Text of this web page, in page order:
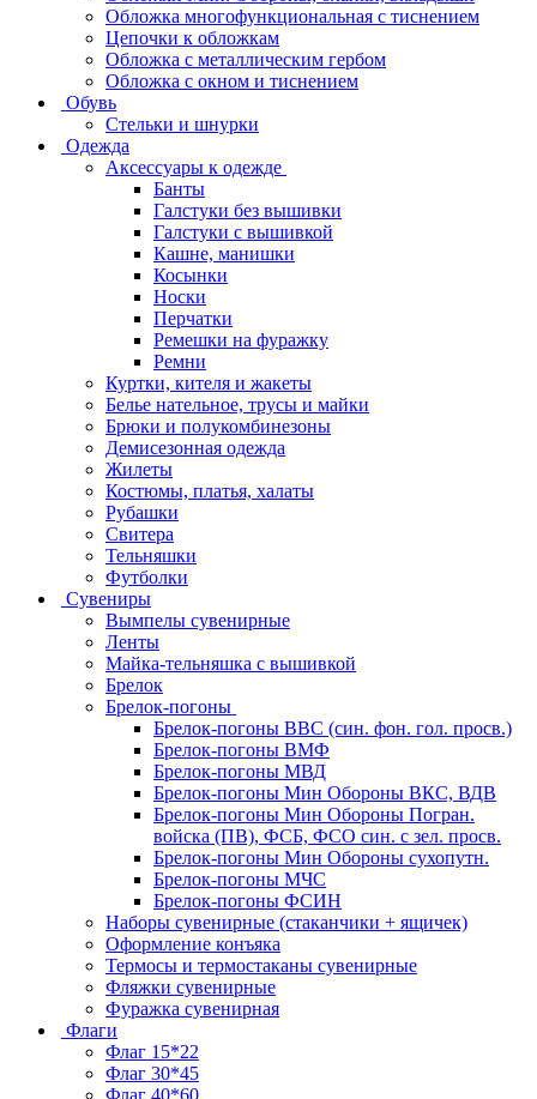
Обложка многофункциональная с тиснением
Цепочки к обложкам
Обложка с металлическим гербом
Обложка с окном и тиснением
Обувь
Стельки и шнурки
Одежда
Аксессуары к одежде
Банты
Галстуки без вышивки
Галстуки с вышивкой
Кашне, манишки
Косынки
Носки
Перчатки
Ремешки на фуражку
Ремни
Куртки, кителя и жакеты
Белье нательное, трусы и майки
Брюки и полукомбинезоны
Демисезонная одежда
Жилеты
Костюмы, платья, халаты
Рубашки
Свитера
Тельняшки
Футболки
Сувениры
Вымпелы сувенирные
Ленты
Майка-тельняшка с вышивкой
Брелок
Брелок-погоны
Брелок-погоны ВВС (син. фон. гол. просв.)
Брелок-погоны ВМФ
Брелок-погоны МВД
Брелок-погоны Мин Обороны ВКС, ВДВ
Брелок-погоны Мин Обороны Погран.
войска (ПВ), ФСБ, ФСО син. с зел. просв.
Брелок-погоны Мин Обороны сухопутн.
Брелок-погоны МЧС
Брелок-погоны ФСИН
Наборы сувенирные (стаканчики + ящичек)
Оформление конъяка
Термосы и термостаканы сувенирные
Фляжки сувенирные
Фуражка сувенирная
Флаги
Флаг 15*22
Флаг 30*45
Флаг 40*60